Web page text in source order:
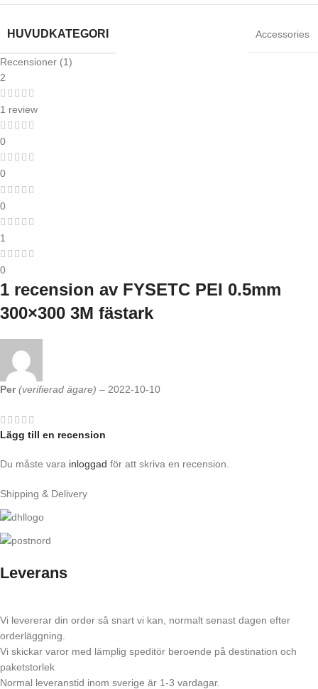
HUVUDKATEGORI Accessories
Recensioner (1)
2
1 review
0
0
0
1
0
1 recension av FYSETC PEI 0.5mm
300×300 3M fästark
Per(verifierad ägare) – 2022-10-10
Lägg till en recension
Du måste vara inloggad för att skriva en recension.
Shipping & Delivery
Leverans
Vi levererar din order så snart vi kan, normalt senast dagen efter
orderläggning.
Vi skickar varor med lämplig speditör beroende på destination och
paketstorlek
Normal leveranstid inom sverige är 1-3 vardagar.